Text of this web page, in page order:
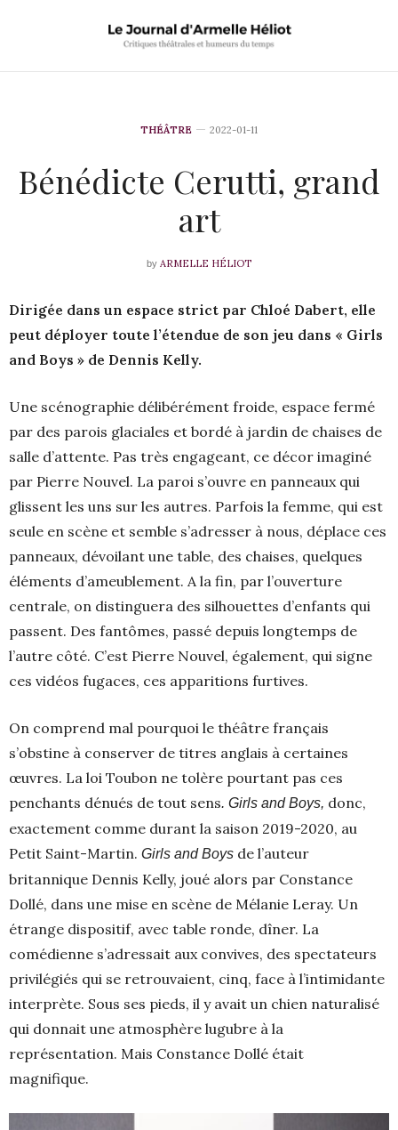
THÉÂTRE 2022-01-11
Bénédicte Cerutti, grand
art
by ARMELLE HÉLIOT
Dirigée dans un espace strict par Chloé Dabert, elle
peut déployer toute l’étendue de son jeu dans « Girls
and Boys » de Dennis Kelly.
Une scénographie délibérément froide, espace fermé
par des parois glaciales et bordé à jardin de chaises de
salle d’attente. Pas très engageant, ce décor imaginé
par Pierre Nouvel. La paroi s’ouvre en panneaux qui
glissent les uns sur les autres. Parfois la femme, qui est
seule en scène et semble s’adresser à nous, déplace ces
panneaux, dévoilant une table, des chaises, quelques
éléments d’ameublement. A la fin, par l’ouverture
centrale, on distinguera des silhouettes d’enfants qui
passent. Des fantômes, passé depuis longtemps de
l’autre côté. C’est Pierre Nouvel, également, qui signe
ces vidéos fugaces, ces apparitions furtives.
On comprend mal pourquoi le théâtre français
s’obstine à conserver de titres anglais à certaines
œuvres. La loi Toubon ne tolère pourtant pas ces
penchants dénués de tout sens. Girls and Boys, donc,
exactement comme durant la saison 2019-2020, au
Petit Saint-Martin. Girls and Boys de l’auteur
britannique Dennis Kelly, joué alors par Constance
Dollé, dans une mise en scène de Mélanie Leray. Un
étrange dispositif, avec table ronde, dîner. La
comédienne s’adressait aux convives, des spectateurs
privilégiés qui se retrouvaient, cinq, face à l’intimidante
interprète. Sous ses pieds, il y avait un chien naturalisé
qui donnait une atmosphère lugubre à la
représentation. Mais Constance Dollé était
magnifique.